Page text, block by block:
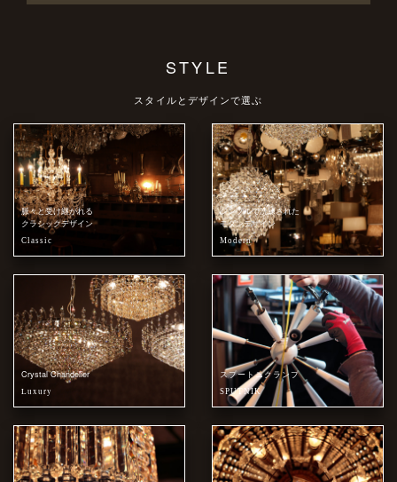
STYLE
スタイルとデザインで選ぶ
脈々と受け継がれる
クラシックデザイン
Classic
シンプルで洗練された
モダンデザイン
Modern
Crystal Chandelier
Luxury
スプートニクランプ
SPUTNIK